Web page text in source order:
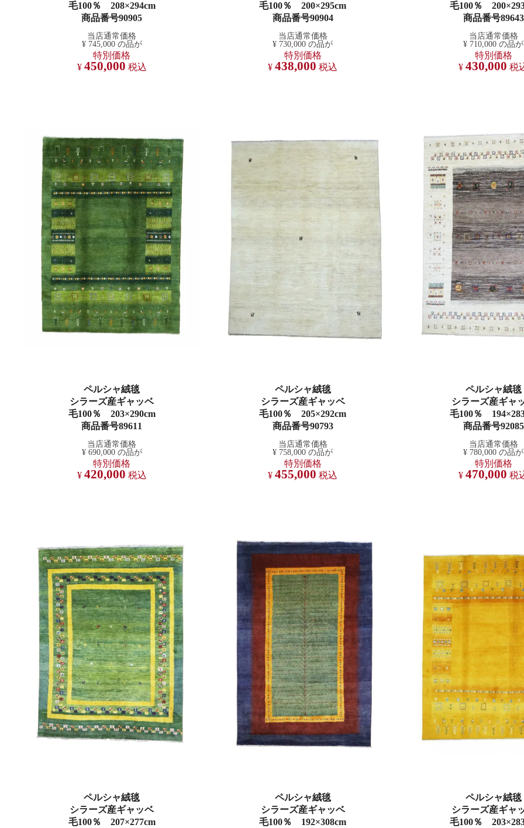
毛100％ 208×294cm
商品番号90905
当店通常価格
¥ 745,000 の品が
特別価格
¥ 450,000 税込
毛100％ 200×295cm
商品番号90904
当店通常価格
¥ 730,000 の品が
特別価格
¥ 438,000 税込
毛100％
商品番号89643
当店通常価格
¥ 710,000 の品が
特別価格
¥ 430,000 税
ペルシャ絨毯
シラーズ産ギャッベ
毛100％ 203×290cm
商品番号89611
当店通常価格
¥ 690,000 の品が
特別価格
¥ 420,000 税込
ペルシャ絨毯
シラーズ産ギャッベ
毛100％ 205×292cm
商品番号90793
当店通常価格
¥ 758,000 の品が
特別価格
¥ 455,000 税込
ペルシャ絨毯
シラーズ産ギャ
毛100％
商品番号92085
当店通常価格
¥ 780,000 の品が
特別価格
¥ 470,000 税
ペルシャ絨毯
シラーズ産ギャッベ
毛100％ 207×277cm
ペルシャ絨毯
シラーズ産ギャッベ
毛100％ 192×308cm
ペルシャ絨毯
シラーズ産ギャ
毛100％